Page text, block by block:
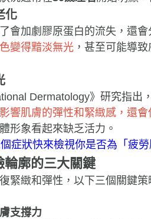
化
會加劇膠原蛋白的流失，還會
變得黯淡無光 ，甚至可能導
Dermatology》研究指
影響肌膚的彈性和緊緻感，還
形象看起來缺乏活力。
症狀快來檢視你是否為「疲勞
輪廓的三大關鍵
緊緻和彈性，以下三個關鍵
支撐力